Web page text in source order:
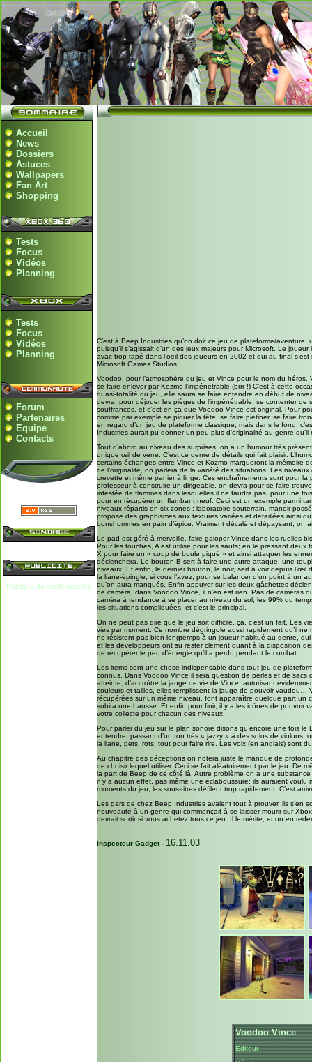
Accueil
News
Dossiers
Astuces
Wallpapers
Fan Art
Shopping
Tests
Focus
Vidéos
Planning
Tests
Focus
Vidéos
Planning
Forum
Partenaires
Equipe
Contacts
Politique de confidentialité
C’est à Beep Industries qu’on doit ce jeu de plateforme/
puisqu’il s’agissait d’un des jeux majeurs pour Microsoft. Le
avait trop tapé dans l’oeil des joueurs en 2002 et qui au final
Microsoft Games Studios.
Voodoo, pour l’atmosphère du jeu et Vince pour le nom du
se faire enlever par Kozmo l’impénétrable (brrr !) C’est à cette
quasi-totalité du jeu, elle saura se faire entendre en début de
devra, pour déjouer les pièges de l’impénétrable, se contenter
souffrances, et c’est en ça que Voodoo Vince est original. Pour
comme par exemple se piquer la tête, se faire piétiner, se faire
en regard d’un jeu de plateforme classique, mais dans le fond,
Industries aurait pu donner un peu plus d’originalité au genre qu’il
Tout d’abord au niveau des surprises, on a un humour très
unique œil de verre. C’est ce genre de détails qui fait plaisir.
certains échanges entre Vince et Kozmo marqueront la mémoire
de l’originalité, on parlera de la variété des situations. Les
crevette et même panier à linge. Ces enchaînements sont pour
professeur à construire un dirigeable, on devra pour se faire
infestée de flammes dans lesquelles il ne faudra pas, pour une
pour en récupérer un flambant neuf. Ceci est un exemple parmi
niveaux répartis en six zones : laboratoire souterrain, manoir
propose des graphismes aux textures variées et détaillées ainsi
bonshommes en pain d’épice. Vraiment décalé et dépaysant, on
Le pad est géré à merveille, faire galoper Vince dans les ruelles
Pour les touches, A est utilisé pour les sauts; en le pressant
X pour faire un « coup de boule piqué » et ainsi attaquer les
déclenchera. Le bouton B sert à faire une autre attaque, une
niveaux. Et enfin, le dernier bouton, le noir, sert à voir depuis
la liane-épingle, si vous l’avez, pour se balancer d’un point à un
qu’on aura manqués. Enfin appuyer sur les deux gâchettes
de caméra, dans Voodoo Vince, il n’en est rien. Pas de caméras
caméra à tendance à se placer au niveau du sol, les 99% du
les situations compliquées, et c’est le principal.
On ne peut pas dire que le jeu soit difficile, ça, c’est un fait. Les
vies par moment. Ce nombre dégringole aussi rapidement qu’il
ne résistent pas bien longtemps à un joueur habitué au genre,
et les développeurs ont su rester clément quant à la disposition
de récupérer le peu d’énergie qu’il a perdu pendant le combat.
Les items sont une chose indispensable dans tout jeu de
connus. Dans Voodoo Vince il sera question de perles et de
atteinte, d’accroître la jauge de vie de Vince, autorisant
couleurs et tailles, elles remplissent la jauge de pouvoir
récupérées sur un même niveau, font apparaître quelque part un
subira une hausse. Et enfin pour finir, il y a les icônes de pouvoir
votre collecte pour chacun des niveaux.
Pour parler du jeu sur le plan sonore disons qu’encore une fois
entendre, passant d’un ton très « jazzy » à des solos de violons,
la liane, pets, rots, tout pour faire rire. Les voix (en anglais) sont
Au chapitre des déceptions on notera juste le manque de
de choisir lequel utiliser. Ceci se fait aléatoirement par le jeu. De
la part de Beep de ce côté là. Autre problème on a une
n’y a aucun effet, pas même une éclaboussure; ils auraient
moments du jeu, les sous-titres défilent trop rapidement. C’est
Les gars de chez Beep Industries avaient tout à prouver, ils s’en
nouveauté à un genre qui commençait à se laisser mourir sur
devrait sortir si vous achetez tous ce jeu. Il le mérite, et on en
Inspecteur Gadget - 16.11.03
Voodoo Vince
Editeur